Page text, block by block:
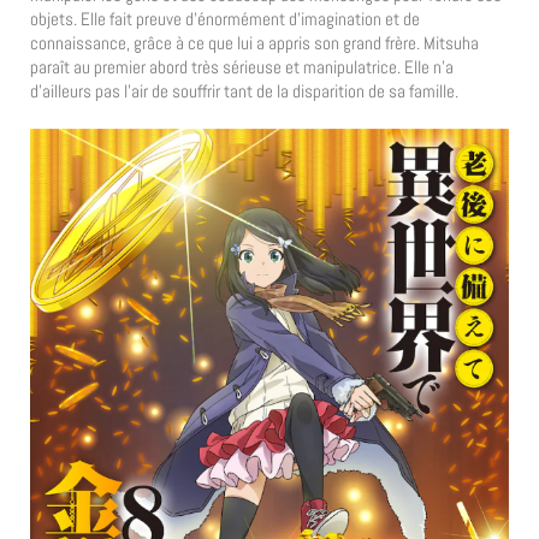
objets. Elle fait preuve d’énormément d’imagination et de
connaissance, grâce à ce que lui a appris son grand frère. Mitsuha
paraît au premier abord très sérieuse et manipulatrice. Elle n’a
d’ailleurs pas l’air de souffrir tant de la disparition de sa famille.